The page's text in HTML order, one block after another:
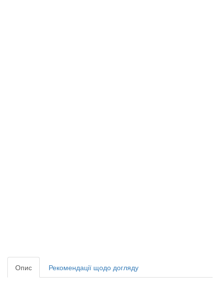
Опис Рекомендації щодо догляду